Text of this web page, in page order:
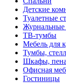
Детские
Туалетные
Журнальные
ТВ-тумбы
Мебель для
Тумбы,
Шкафы,
Офисная
Гостиницы